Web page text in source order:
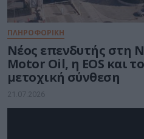
ΠΛΗΡΟΦΟΡΙΚΗ
Νέος επενδυτής στη
Motor Oil, η EOS και
μετοχική σύνθεση
21.07.2026